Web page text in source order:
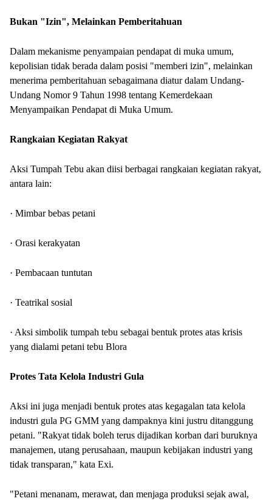
Bukan "Izin", Melainkan Pemberitahuan
Dalam mekanisme penyampaian pendapat di muka umum,
kepolisian tidak berada dalam posisi "memberi izin", melainkan
menerima pemberitahuan sebagaimana diatur dalam Undang-
Undang Nomor 9 Tahun 1998 tentang Kemerdekaan
Menyampaikan Pendapat di Muka Umum.
Rangkaian Kegiatan Rakyat
Aksi Tumpah Tebu akan diisi berbagai rangkaian kegiatan rakyat,
antara lain:
· Mimbar bebas petani
· Orasi kerakyatan
· Pembacaan tuntutan
· Teatrikal sosial
· Aksi simbolik tumpah tebu sebagai bentuk protes atas krisis
yang dialami petani tebu Blora
Protes Tata Kelola Industri Gula
Aksi ini juga menjadi bentuk protes atas kegagalan tata kelola
industri gula PG GMM yang dampaknya kini justru ditanggung
petani. "Rakyat tidak boleh terus dijadikan korban dari buruknya
manajemen, utang perusahaan, maupun kebijakan industri yang
tidak transparan," kata Exi.
"Petani menanam, merawat, dan menjaga produksi sejak awal,